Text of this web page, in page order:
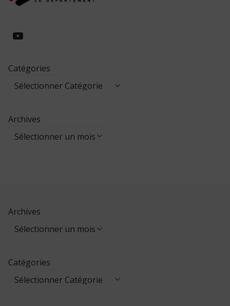
https://www.youtube.com/
Catégories
Archives
Archives
Catégories